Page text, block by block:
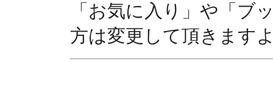
「お気に入り」や「ブ
方は変更して頂きます